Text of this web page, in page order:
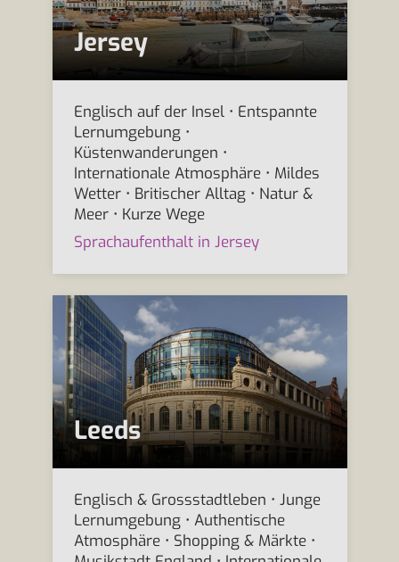
Jersey
Englisch auf der Insel • Entspannte
Lernumgebung •
Küstenwanderungen •
Internationale Atmosphäre • Mildes
Wetter • Britischer Alltag • Natur &
Meer • Kurze Wege
Sprachaufenthalt in Jersey
Leeds
Englisch & Grossstadtleben • Junge
Lernumgebung • Authentische
Atmosphäre • Shopping & Märkte •